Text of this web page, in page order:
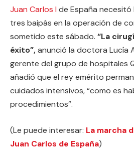
Juan Carlos I de España
tres baipás en la operación de
sometido este sábado. “La
éxito”,anunció la doctora Lucía
gerente del grupo de hospitales
añadió que el rey emérito
cuidados intensivos, “como es
procedimientos”.
(Le puede interesar: La marcha
Juan Carlos de España)